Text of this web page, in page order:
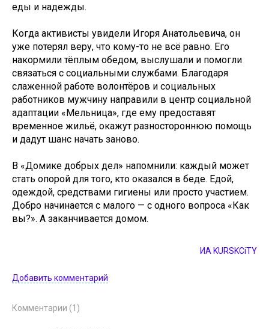
еды и надежды.
Когда активисты увидели Игоря Анатольевича, он
уже потерял веру, что кому-то не всё равно. Его
накормили тёплым обедом, выслушали и помогли
связаться с социальными службами. Благодаря
слаженной работе волонтёров и социальных
работников мужчину направили в центр социальной
адаптации «Мельница», где ему предоставят
временное жильё, окажут разностороннюю помощь
и дадут шанс начать заново.
В «Домике добрых дел» напомнили: каждый может
стать опорой для того, кто оказался в беде. Едой,
одеждой, средствами гигиены или просто участием.
Добро начинается с малого — с одного вопроса «Как
вы?». А заканчивается домом.
ИА KURSKCiTY
Добавить комментарий
Комментарии (1)